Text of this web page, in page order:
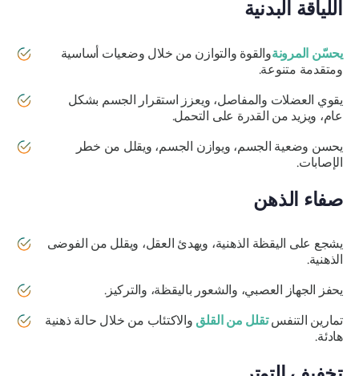
اللياقة البدنية
يحسّن المرونةوالقوة والتوازن من خلال وضعيات أساسية
ومتقدمة متنوعة.
يقوي العضلات والمفاصل، ويعزز استقرار الجسم بشكل
عام، ويزيد من القدرة على التحمل.
يحسن وضعية الجسم، ويوازن الجسم، ويقلل من خطر
الإصابات.
صفاء الذهن
يشجع على اليقظة الذهنية، ويهدئ العقل، ويقلل من الفوضى
الذهنية.
يحفز الجهاز العصبي، والشعور باليقظة، والتركيز.
تمارين التنفس تقلل من القلقوالاكتئاب من خلال حالة ذهنية
هادئة.